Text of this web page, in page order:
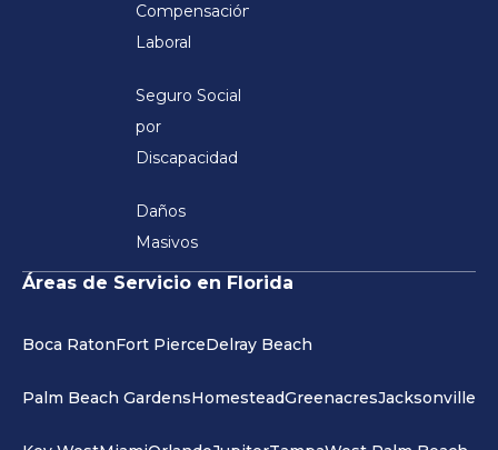
Compensación
Laboral
Seguro Social
por
Discapacidad
Daños
Masivos
Áreas de Servicio en Florida
Boca RatonFort PierceDelray Beach
Palm Beach GardensHomesteadGreenacresJacksonville